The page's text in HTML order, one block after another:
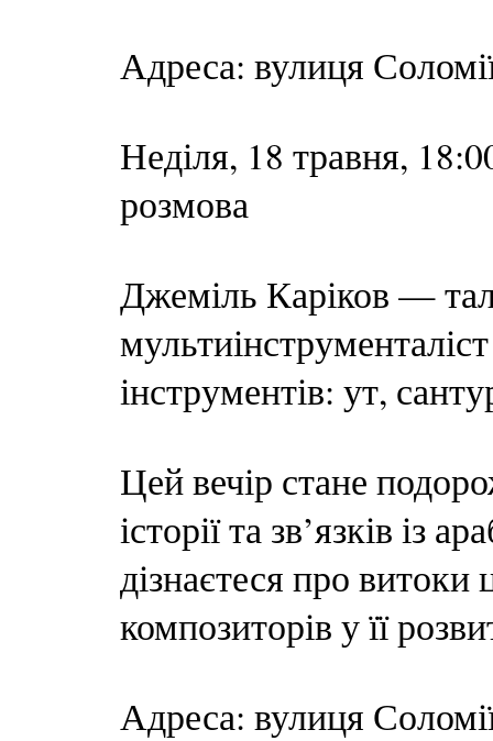
Адреса: вулиця
Неділя, 18 травня,
розмова
Джеміль Каріков —
інструментів: ут,
Цей вечір стане
історії та зв’язків із
дізнаєтеся про витоки
композиторів у її
Адреса: вулиця